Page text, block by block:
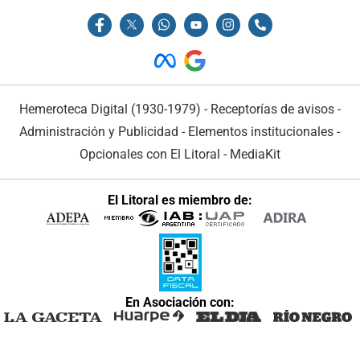
Hemeroteca Digital (1930-1979) - Receptorías de avisos -
Administración y Publicidad - Elementos institucionales -
Opcionales con El Litoral - MediaKit
El Litoral es miembro de:
En Asociación con: